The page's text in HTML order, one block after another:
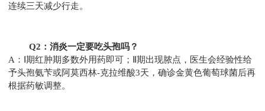
连续三天减少行走。
Q2：消炎一定要吃头孢吗？
A：Ⅰ期红肿期多数外用药即可；Ⅱ期出现脓点，医生会经验性给
予头孢氨苄或阿莫西林-克拉维酸3天，确诊金黄色葡萄球菌后再
根据药敏调整。